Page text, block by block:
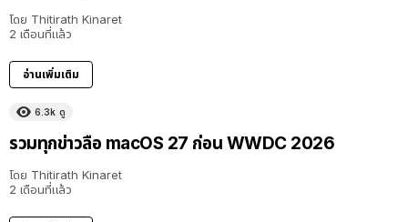
โดย Thitirath Kinaret
2 เดือนที่แล้ว
อ่านเพิ่มเติม
6.3k ดู
รวมทุกข่าวลือ macOS 27 ก่อน WWDC 2026
โดย Thitirath Kinaret
2 เดือนที่แล้ว